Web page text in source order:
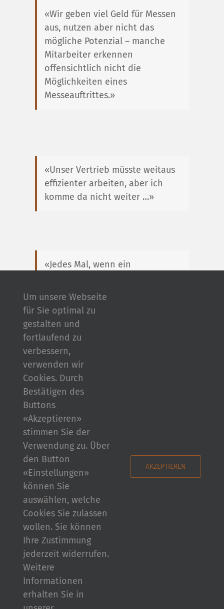
«Wir geben viel Geld für Messen
aus, nutzen aber nicht das
mögliche Potenzial – manche
Mitarbeiter erkennen
offensichtlich nicht die
Möglichkeiten eines
Messeauftrittes.»
«Unser Vertrieb müsste weitaus
effizienter arbeiten, aber ich
komme da nicht weiter …»
«Jedes Mal, wenn ein
landet und ich höre, was er bei
uns erlebt hat, ärgere ich mich
…»
«Ab und zu fühle ich mich wie
ein Ackergaul, der vor das
Unternehmen gespannt ist und
von den Mitarbeitern gebremst
wird …»
«Bei den Voraussetzungen, die
wir als Unternehmen für unseren
Vertrieb schaffen, müsste mehr
Ertrag erwirtschaftet werden …»
Um unsere Webseite
für Sie optimal zu
gestalten und
fortlaufend zu
verbessern,
verwenden wir
Cookies. Durch
Bestätigen des
Buttons
«Akzeptieren»
stimmen Sie der
Verwendung zu. Über
den Button
«Einstellungen»
können Sie
auswählen, welche
Cookies Sie zulassen
wollen. Sie können
Ihre Zustimmung
jederzeit widerrufen.
Weitere
Informationen
erhalten Sie in
AKZEPTIEREN